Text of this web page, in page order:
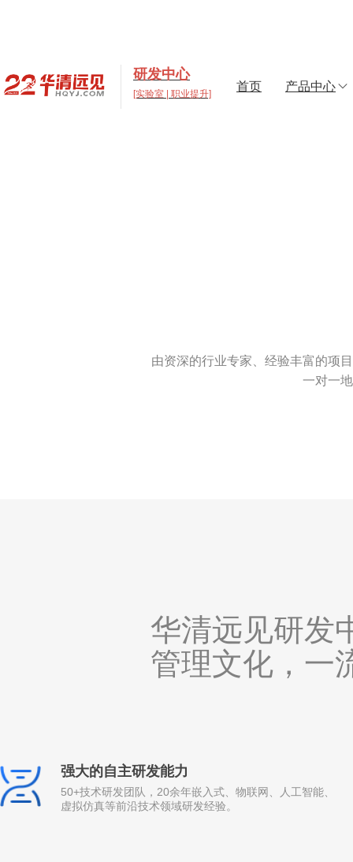
研发中心
[实验室 | 职业提升]
首页 产品中心
由资深的行业专家、经验丰富的项
一对一
华清远见研发
管理文化，一
强大的自主研发能力
50+技术研发团队，20余年嵌入式、物联网、人工智能、
虚拟仿真等前沿技术领域研发经验。